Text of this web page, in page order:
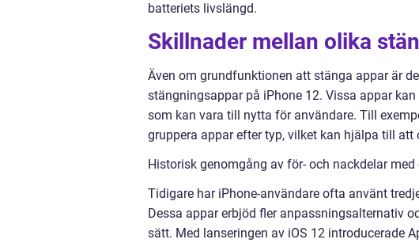
batteriets livslängd.
Skillnader mellan olika
Även om grundfunktionen att stänga appar är
stängningsappar på iPhone 12. Vissa appar
som kan vara till nytta för användare. Till
gruppera appar efter typ, vilket kan hjälpa till
Historisk genomgång av för- och nackdelar
Tidigare har iPhone-användare ofta använt
Dessa appar erbjöd fler anpassningsalternativ
sätt. Med lanseringen av iOS 12 introducerade